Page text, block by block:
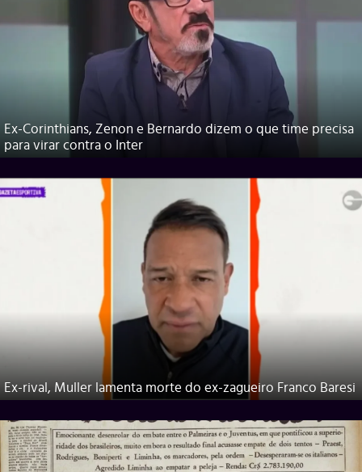
Ex-Corinthians, Zenon e Bernardo dizem o que time precisa
para virar contra o Inter
Ex-rival, Muller lamenta morte do ex-zagueiro Franco Baresi